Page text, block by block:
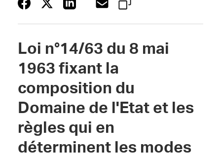
Loi n°14/63 du 8 mai
1963 fixant la
composition du
Domaine de l'Etat et les
règles qui en
déterminent les modes